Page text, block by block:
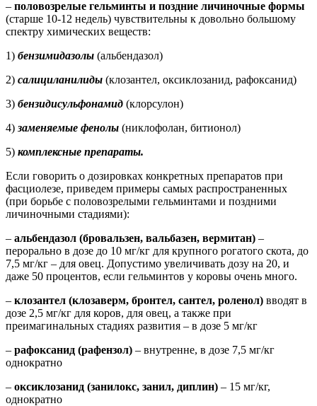
– половозрелые гельминты и поздние личиночные формы
(старше 10-12 недель) чувствительны к довольно большому
спектру химических веществ:
1) бензимидазолы (альбендазол)
2) салициланилиды (клозантел, оксиклозанид, рафоксанид)
3) бензидисульфонамид (клорсулон)
4) заменяемые фенолы (никлофолан, битионол)
5) комплексные препараты.
Если говорить о дозировках конкретных препаратов при
фасциолезе, приведем примеры самых распространенных
(при борьбе с половозрелыми гельминтами и поздними
личиночными стадиями):
– альбендазол (бровальзен, вальбазен, вермитан) –
перорально в дозе до 10 мг/кг для крупного рогатого скота, до
7,5 мг/кг – для овец. Допустимо увеличивать дозу на 20, и
даже 50 процентов, если гельминтов у коровы очень много.
– клозантел (клозаверм, бронтел, сантел, роленол) вводят в
дозе 2,5 мг/кг для коров, для овец, а также при
преимагинальных стадиях развития – в дозе 5 мг/кг
– рафоксанид (рафензол) – внутренне, в дозе 7,5 мг/кг
однократно
– оксиклозанид (занилокс, занил, диплин) – 15 мг/кг,
однократно